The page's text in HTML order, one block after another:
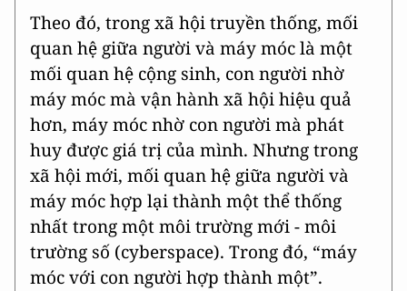
Theo đó, trong xã hội truyền thống, mối
quan hệ giữa người và máy móc là một
mối quan hệ cộng sinh, con người nhờ
máy móc mà vận hành xã hội hiệu quả
hơn, máy móc nhờ con người mà phát
huy được giá trị của mình. Nhưng trong
xã hội mới, mối quan hệ giữa người và
máy móc hợp lại thành một thể thống
nhất trong một môi trường mới - môi
trường số (cyberspace). Trong đó, “máy
móc với con người hợp thành một”.